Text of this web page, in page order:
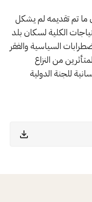
ما تم تقديمه لم يشكل
الكلية لسكان بلد
السياسية والفقر
من النزاع
للجنة الدولية